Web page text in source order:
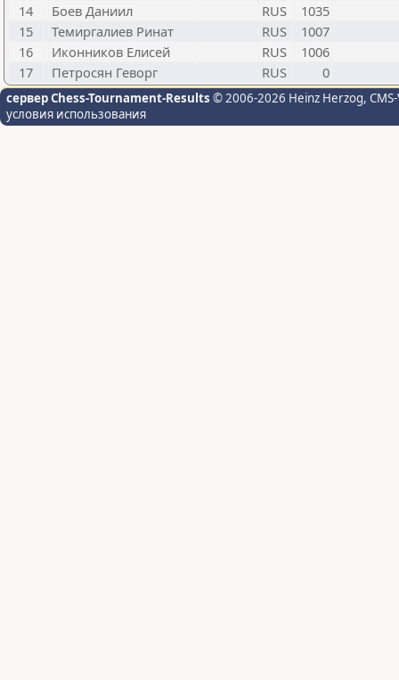
14
Боев Даниил RUS
1035
15
Темиргалиев Ринат RUS
1007
16
Иконников Елисей RUS
1006
17
Петросян Геворг RUS 0
сервер Chess-Tournament-Results © 2006-2026 Heinz Herzog,
условия использования